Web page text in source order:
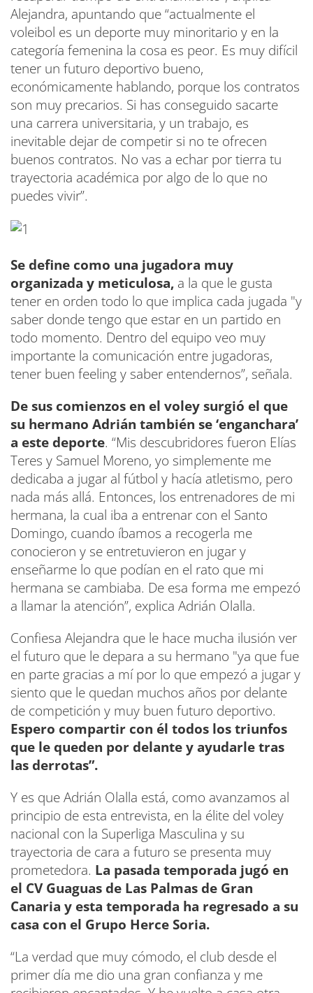
Alejandra, apuntando que “actualmente el
voleibol es un deporte muy minoritario y en la
categoría femenina la cosa es peor. Es muy difícil
tener un futuro deportivo bueno,
económicamente hablando, porque los contratos
son muy precarios. Si has conseguido sacarte
una carrera universitaria, y un trabajo, es
inevitable dejar de competir si no te ofrecen
buenos contratos. No vas a echar por tierra tu
trayectoria académica por algo de lo que no
puedes vivir”.
Se define como una jugadora muy
organizada y meticulosa, a la que le gusta
tener en orden todo lo que implica cada jugada "y
saber donde tengo que estar en un partido en
todo momento. Dentro del equipo veo muy
importante la comunicación entre jugadoras,
tener buen feeling y saber entendernos”, señala.
De sus comienzos en el voley surgió el que
su hermano Adrián también se ‘enganchara’
a este deporte. “Mis descubridores fueron Elías
Teres y Samuel Moreno, yo simplemente me
dedicaba a jugar al fútbol y hacía atletismo, pero
nada más allá. Entonces, los entrenadores de mi
hermana, la cual iba a entrenar con el Santo
Domingo, cuando íbamos a recogerla me
conocieron y se entretuvieron en jugar y
enseñarme lo que podían en el rato que mi
hermana se cambiaba. De esa forma me empezó
a llamar la atención”, explica Adrián Olalla.
Confiesa Alejandra que le hace mucha ilusión ver
el futuro que le depara a su hermano "ya que fue
en parte gracias a mí por lo que empezó a jugar y
siento que le quedan muchos años por delante
de competición y muy buen futuro deportivo.
Espero compartir con él todos los triunfos
que le queden por delante y ayudarle tras
las derrotas”.
Y es que Adrián Olalla está, como avanzamos al
principio de esta entrevista, en la élite del voley
nacional con la Superliga Masculina y su
trayectoria de cara a futuro se presenta muy
prometedora. La pasada temporada jugó en
el CV Guaguas de Las Palmas de Gran
Canaria y esta temporada ha regresado a su
casa con el Grupo Herce Soria.
“La verdad que muy cómodo, el club desde el
primer día me dio una gran confianza y me